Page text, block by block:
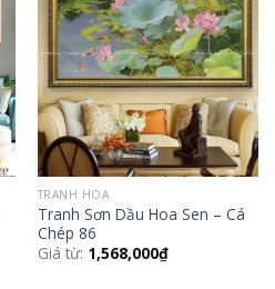
Add to
Wishlist
TRANH HOA
Tranh Sơn Dầu Hoa Sen – Cá
Chép 86
Giá từ: 1,568,000₫